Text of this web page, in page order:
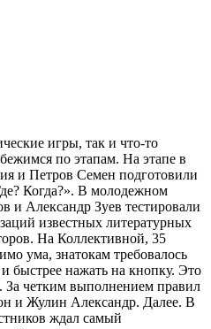
игры, так и что-то
по этапам. На этапе в
и Петров Семен подготовили
Когда?». В молодежном
и Александр Зуев тестировали
известных литературных
На Коллективной, 35
ума, знатокам требовалось
быстрее нажать на кнопку. Это
четким выполнением правил
и Жулин Александр. Далее. В
ждал самый